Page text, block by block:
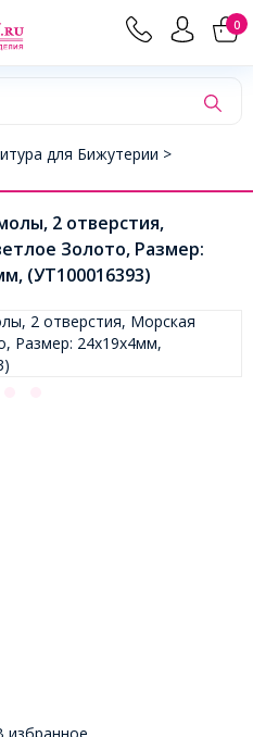
0
для Бижутерии >
2 отверстия,
Золото, Размер:
(УТ100016393)